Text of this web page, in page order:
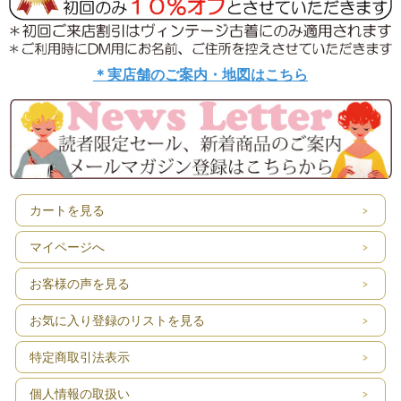
＊実店舗のご案内・地図はこちら
カートを見る
マイページへ
お客様の声を見る
お気に入り登録のリストを見る
特定商取引法表示
個人情報の取扱い